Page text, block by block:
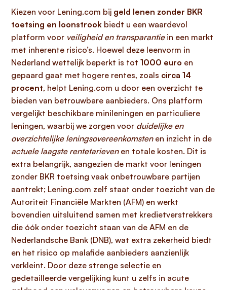
Kiezen voor Lening.com bij geld lenen zonder BKR
toetsing en loonstrook biedt u een waardevol
platform voor veiligheid en transparantiein een markt
met inherente risico’s. Hoewel deze leenvorm in
Nederland wettelijk beperkt is tot 1000 euro en
gepaard gaat met hogere rentes, zoals circa 14
procent, helpt Lening.com u door een overzicht te
bieden van betrouwbare aanbieders. Ons platform
vergelijkt beschikbare minileningen en particuliere
leningen, waarbij we zorgen voor duidelijke en
overzichtelijke leningsovereenkomstenen inzicht in de
actuele laagste rentetarievenen totale kosten. Dit is
extra belangrijk, aangezien de markt voor leningen
zonder BKR toetsing vaak onbetrouwbare partijen
aantrekt; Lening.com zelf staat onder toezicht van de
Autoriteit Financiële Markten (AFM) en werkt
bovendien uitsluitend samen met kredietverstrekkers
die óók onder toezicht staan van de AFM en de
Nederlandsche Bank (DNB), wat extra zekerheid biedt
en het risico op malafide aanbieders aanzienlijk
verkleint. Door deze strenge selectie en
gedetailleerde vergelijking kunt u zelfs in acute